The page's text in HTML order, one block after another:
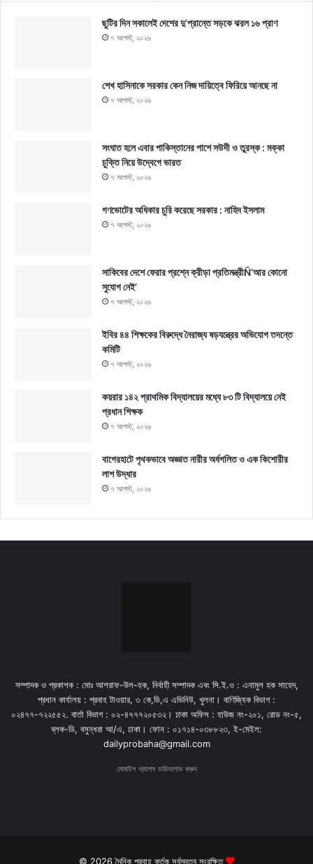
ছুটির দিন সকালেই দেশের দু’প্রান্তে সড়কে ঝরল ১৬ প্রাণ
৭ আগস্ট, ২০২৬
শেখ হাসিনাকে সরকার কেন নিজ দায়িত্বে ফিরিয়ে আনছে না
৭ আগস্ট, ২০২৬
সংঘাত হলে এবার পাকিস্তানের পাশে সউদী ও তুরস্ক : মক্কা
চুক্তি নিয়ে উদ্বেগে ভারত
৭ আগস্ট, ২০২৬
গণভোটের অধিকার চুরি করেছে সরকার : নাহিদ ইসলাম
৭ আগস্ট, ২০২৬
সাকিবের দেশে ফেরার প্রশ্নে ক্রীড়া প্রতিমন্ত্রীÑ‘আর কোনো
সুযোগ নেই’
৭ আগস্ট, ২০২৬
ইবির ৪৪ শিক্ষকের বিরুদ্ধে নৈরাজ্য ষড়যন্ত্রের অভিযোগ তদন্তে
কমিটি
৭ আগস্ট, ২০২৬
কয়রার ১৪২ প্রাথমিক বিদ্যালয়ের মধ্যে ৮৩ টি বিদ্যালয়ে নেই
প্রধান শিক্ষক
৭ আগস্ট, ২০২৬
বাগেরহাটে পৃথকভাবে অজ্ঞাত নারীর অর্ধগলিত ও এক কিশোরীর
লাশ উদ্ধার
৭ আগস্ট, ২০২৬
সম্পাদক ও প্রকাশক : মোঃ আশরাফ-উল-হক, নির্বাহী সম্পাদক এবং সি.ই.ও : এনামুল হক সাহেদ,
প্রধান কার্যালয় : প্রবাহ টাওয়ার, ৩ কে,ডি,এ এভিনিউ, খুলনা। বাণিজ্যিক বিভাগ :
০২৪৭৭-৭২২৫৫২. বার্তা বিভাগ : ০২-৪৭৭৭২০৫৩২। ঢাকা অফিস : হাউজ নং-২০১, রোড নং-৫,
ব্লক-ডি, বসুন্ধরা আ/এ, ঢাকা। ফোন : ০১৭১৪-০৩৮৮২৩, ই-মেইল:
dailyprobaha@gmail.com
মোবাইল অ্যাপস ডাউনলোড করুন
© 2026 দৈনিক প্রবাহ কর্তৃক সর্বস্বত্ব সংরক্ষিত